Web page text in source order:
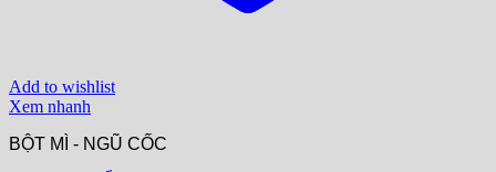
Add to wishlist
Xem nhanh
BỘT MÌ - NGŨ CỐC